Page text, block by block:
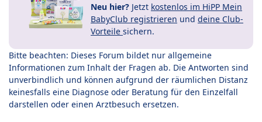
Neu hier? Jetzt kostenlos im HiPP Mein
BabyClub registrieren und deine Club-
Vorteile sichern.
Bitte beachten: Dieses Forum bildet nur allgemeine
Informationen zum Inhalt der Fragen ab. Die Antworten sind
unverbindlich und können aufgrund der räumlichen Distanz
keinesfalls eine Diagnose oder Beratung für den Einzelfall
darstellen oder einen Arztbesuch ersetzen.